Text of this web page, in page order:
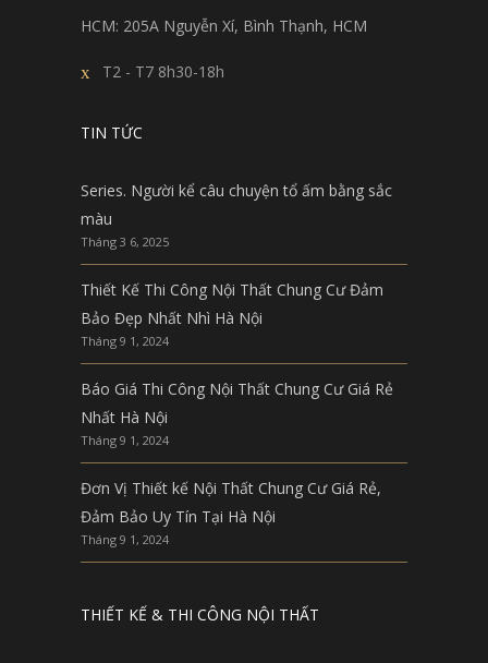
HCM: 205A Nguyễn Xí, Bình Thạnh, HCM
T2 - T7 8h30-18h
TIN TỨC
Series. Người kể câu chuyện tổ ấm bằng sắc
màu
Tháng 3 6, 2025
Thiết Kế Thi Công Nội Thất Chung Cư Đảm
Bảo Đẹp Nhất Nhì Hà Nội
Tháng 9 1, 2024
Báo Giá Thi Công Nội Thất Chung Cư Giá Rẻ
Nhất Hà Nội
Tháng 9 1, 2024
Đơn Vị Thiết kế Nội Thất Chung Cư Giá Rẻ,
Đảm Bảo Uy Tín Tại Hà Nội
Tháng 9 1, 2024
THIẾT KẾ & THI CÔNG NỘI THẤT